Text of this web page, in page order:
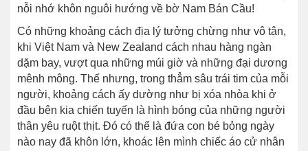
nỗi nhớ khôn nguôi hướng về bờ Nam Bán Cầu!
Có những khoảng cách địa lý tưởng chừng như vô tận,
khi Việt Nam và New Zealand cách nhau hàng ngàn
dặm bay, vượt qua những múi giờ và những đại dương
mênh mông. Thế nhưng, trong thẳm sâu trái tim của mỗi
người, khoảng cách ấy dường như bị xóa nhòa khi ở
đầu bên kia chiến tuyến là hình bóng của những người
thân yêu ruột thịt. Đó có thể là đứa con bé bỏng ngày
nào nay đã khôn lớn, khoác lên mình chiếc áo cử nhân